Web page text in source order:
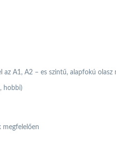
A1, A2 – es szintű, alapfokú olasz
hobbi)
megfelelően